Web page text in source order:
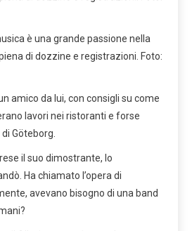
è una grande passione nella
di dozzine e registrazioni. Foto:
amico da lui, con consigli su come
lavori nei ristoranti e forse
Göteborg.
il suo dimostrante, lo
Ha chiamato l’opera di
avevano bisogno di una band